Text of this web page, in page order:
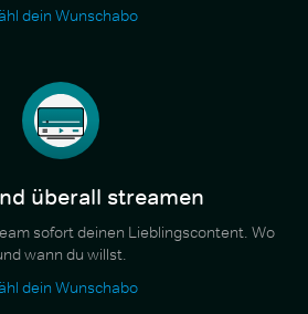
dein Wunschabo
überall streamen
sofort deinen Lieblingscontent. Wo
wann du willst.
dein Wunschabo